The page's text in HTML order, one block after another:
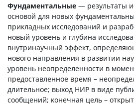
Фундаментальные — результаты
основой для новых
прикладных исследований и
новый уровень и глубина
внутринаучный эффект,
нового направления в развитии
уровень неопределенности в
предоставленное время –
длительное; выход НИР в виде
сообщений; конечная цель –